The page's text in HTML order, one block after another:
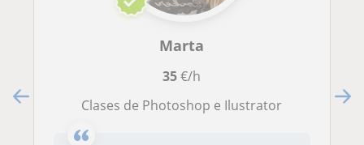
Marta
35€/h
Clases de Photoshop e Ilustrator